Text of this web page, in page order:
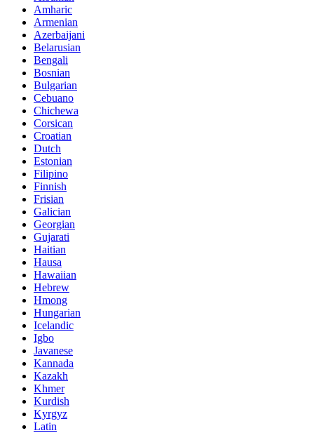
Amharic
Armenian
Azerbaijani
Belarusian
Bengali
Bosnian
Bulgarian
Cebuano
Chichewa
Corsican
Croatian
Dutch
Estonian
Filipino
Finnish
Frisian
Galician
Georgian
Gujarati
Haitian
Hausa
Hawaiian
Hebrew
Hmong
Hungarian
Icelandic
Igbo
Javanese
Kannada
Kazakh
Khmer
Kurdish
Kyrgyz
Latin